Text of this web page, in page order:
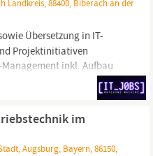
Landkreis, 88400, Biberach an der
Übersetzung in IT-
Projektinitiativen
inkl. Aufbau
Priorisierung und
des Demand- und
im
Augsburg, Bayern, 86150,